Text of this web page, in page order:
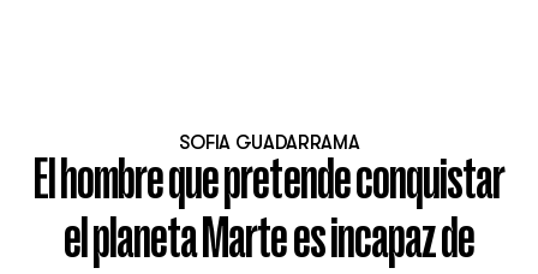
SOFIA GUADARRAMA
El hombre que pretende conquistar
el planeta Marte es incapaz de